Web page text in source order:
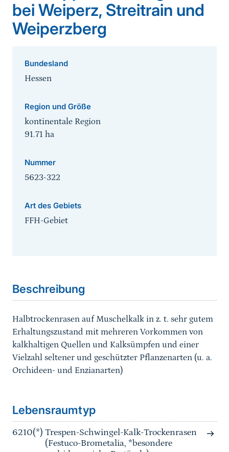
bei Weiperz, Streitrain und
Weiperzberg
Bundesland
Hessen
Region und Größe
kontinentale Region
91.71 ha
Nummer
5623-322
Art des Gebiets
FFH-Gebiet
Beschreibung
Halbtrockenrasen auf Muschelkalk in z. t. sehr gutem
Erhaltungszustand mit mehreren Vorkommen von
kalkhaltigen Quellen und Kalksümpfen und einer
Vielzahl seltener und geschützter Pflanzenarten (u. a.
Orchideen- und Enzianarten)
Lebensraumtyp
6210(*) Trespen-Schwingel-Kalk-Trockenrasen
(Festuco-Brometalia, *besondere